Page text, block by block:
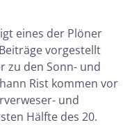
eines der Plöner
vorgestellt
zu den Sonn- und
Rist kommen vor
und
Hälfte des 20.